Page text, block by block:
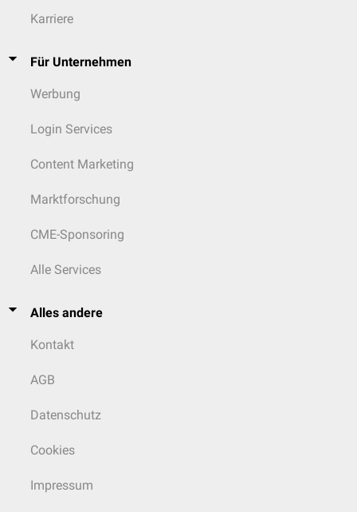
Karriere
Für Unternehmen
Werbung
Login Services
Content Marketing
Marktforschung
CME-Sponsoring
Alle Services
Alles andere
Kontakt
AGB
Datenschutz
Cookies
Impressum